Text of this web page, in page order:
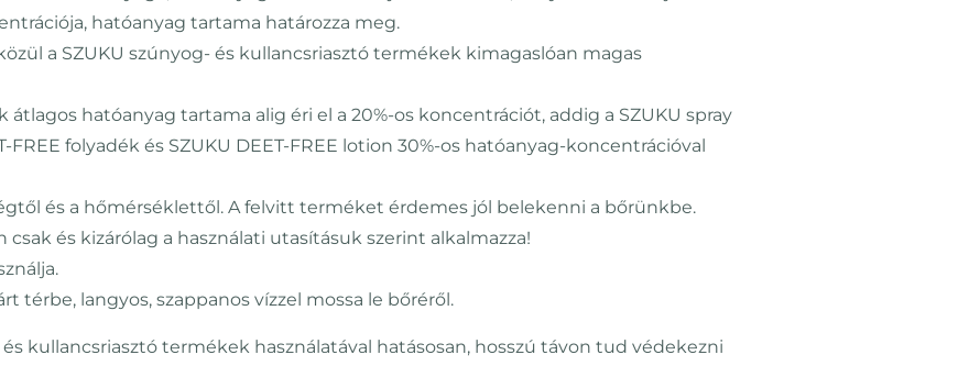
hatóanyag tartama határozza meg.
a SZUKU szúnyog- és kullancsriasztó termékek kimagaslóan magas
hatóanyag tartama alig éri el a 20%-os koncentrációt, addig a SZUKU spray
FREE folyadék és SZUKU DEET-FREE lotion 30%-os hatóanyag-koncentrációval
és a hőmérséklettől. A felvitt terméket érdemes jól belekenni a bőrünkbe.
és kizárólag a használati utasításuk szerint alkalmazza!
térbe, langyos, szappanos vízzel mossa le bőréről.
kullancsriasztó termékek használatával hatásosan, hosszú távon tud védekezni